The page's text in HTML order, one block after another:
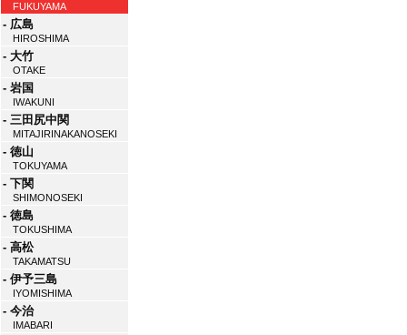
FUKUYAMA
- 広島
HIROSHIMA
- 大竹
OTAKE
- 岩国
IWAKUNI
- 三田尻中関
MITAJIRINAKANOSEKI
- 徳山
TOKUYAMA
- 下関
SHIMONOSEKI
- 徳島
TOKUSHIMA
- 高松
TAKAMATSU
- 伊予三島
IYOMISHIMA
- 今治
IMABARI